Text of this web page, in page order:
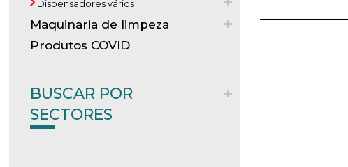
Dispensadores vários
Maquinaria de limpeza
Produtos COVID
BUSCAR POR
SECTORES